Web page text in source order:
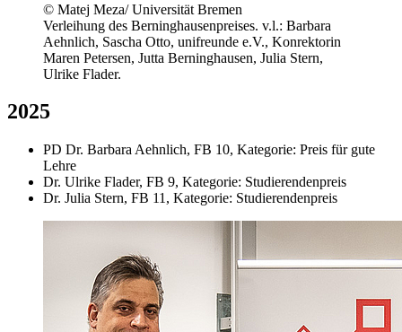
© Matej Meza/ Universität Bremen
Verleihung des Berninghausenpreises. v.l.: Barbara
Aehnlich, Sascha Otto, unifreunde e.V., Konrektorin
Maren Petersen, Jutta Berninghausen, Julia Stern,
Ulrike Flader.
2025
PD Dr. Barbara Aehnlich, FB 10, Kategorie: Preis für gute
Lehre
Dr. Ulrike Flader, FB 9, Kategorie: Studierendenpreis
Dr. Julia Stern, FB 11, Kategorie: Studierendenpreis